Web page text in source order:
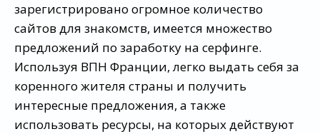
зарегистрировано огромное количество
сайтов для знакомств, имеется множество
предложений по заработку на серфинге.
Используя ВПН Франции, легко выдать себя за
коренного жителя страны и получить
интересные предложения, а также
использовать ресурсы, на которых действуют